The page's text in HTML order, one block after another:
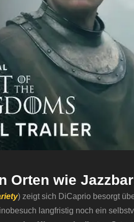
Orten wie
) zeigt sich DiCaprio besorgt
langfristig noch ein